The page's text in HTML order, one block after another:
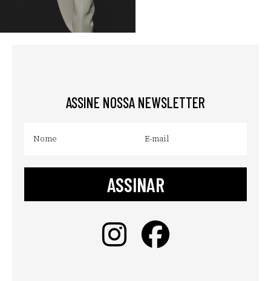
ASSINE NOSSA NEWSLETTER